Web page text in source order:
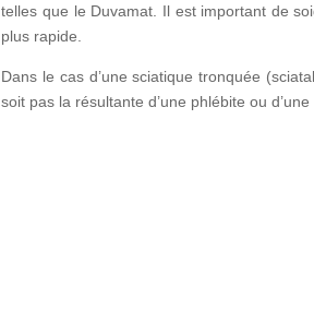
telles que le Duvamat. Il est important de
plus rapide.
Dans le cas d’une sciatique tronquée
soit pas la résultante d’une phlébite ou